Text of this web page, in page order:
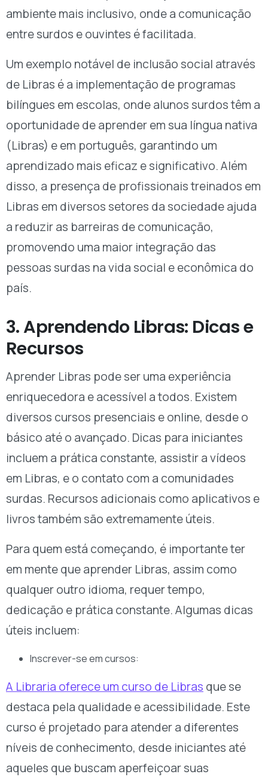
ambiente mais inclusivo, onde a comunicação
entre surdos e ouvintes é facilitada.
Um exemplo notável de inclusão social através
de Libras é a implementação de programas
bilíngues em escolas, onde alunos surdos têm a
oportunidade de aprender em sua língua nativa
(Libras) e em português, garantindo um
aprendizado mais eficaz e significativo. Além
disso, a presença de profissionais treinados em
Libras em diversos setores da sociedade ajuda
a reduzir as barreiras de comunicação,
promovendo uma maior integração das
pessoas surdas na vida social e econômica do
país.
3. Aprendendo Libras: Dicas e
Recursos
Aprender Libras pode ser uma experiência
enriquecedora e acessível a todos. Existem
diversos cursos presenciais e online, desde o
básico até o avançado. Dicas para iniciantes
incluem a prática constante, assistir a vídeos
em Libras, e o contato com a comunidades
surdas. Recursos adicionais como aplicativos e
livros também são extremamente úteis.
Para quem está começando, é importante ter
em mente que aprender Libras, assim como
qualquer outro idioma, requer tempo,
dedicação e prática constante. Algumas dicas
úteis incluem:
Inscrever-se em cursos:
A Libraria oferece um curso de Libras que se
destaca pela qualidade e acessibilidade. Este
curso é projetado para atender a diferentes
níveis de conhecimento, desde iniciantes até
aqueles que buscam aperfeiçoar suas